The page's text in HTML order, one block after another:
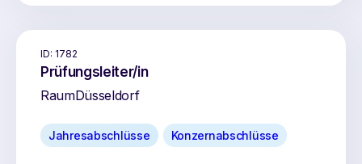
ID: 1782
Prüfungsleiter/in
RaumDüsseldorf
Jahresabschlüsse Konzernabschlüsse